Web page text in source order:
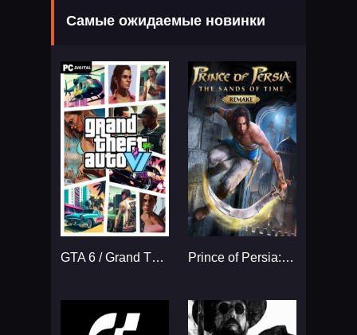
Самые ожидаемые новинки
GTA 6 / Grand Theft Auto VI Prince of Persia: The Sands